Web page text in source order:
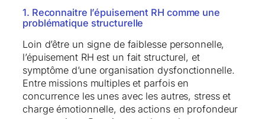
1. Reconnaitre l’épuisement RH comme une
problématique structurelle
Loin d’être un signe de faiblesse personnelle,
l’épuisement RH est un fait structurel, et
symptôme d’une organisation dysfonctionnelle.
Entre missions multiples et parfois en
concurrence les unes avec les autres, stress et
charge émotionnelle, des actions en profondeur